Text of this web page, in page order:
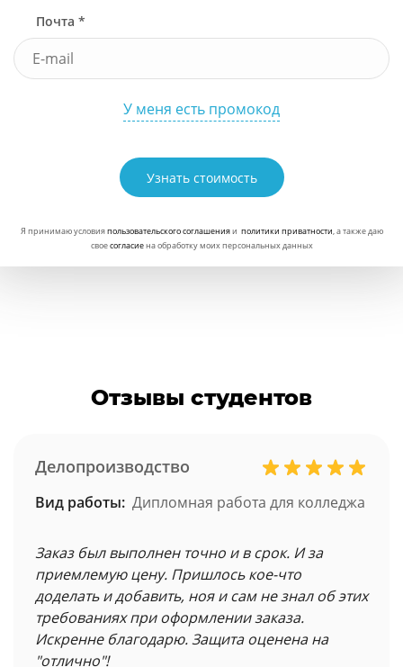
Почта *
У меня есть промокод
Узнать стоимость
Я принимаю условияпользовательского соглашенияи политики приватности, а также даю
своесогласиена обработку моих персональных данных
Отзывы студентов
Делопроизводство
Вид работы: Дипломная работа для колледжа
Заказ был выполнен точно и в срок. И за
приемлемую цену. Пришлось кое-что
доделать и добавить, ноя и сам не знал об этих
требованиях при оформлении заказа.
Искренне благодарю. Защита оценена на
"отлично"!